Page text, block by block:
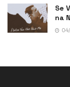
Se
na